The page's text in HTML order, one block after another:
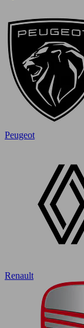
Peugeot
Renault